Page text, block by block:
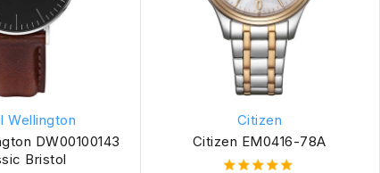
Wellington
DW00100143
Bristol
Citizen
Citizen EM0416-78A